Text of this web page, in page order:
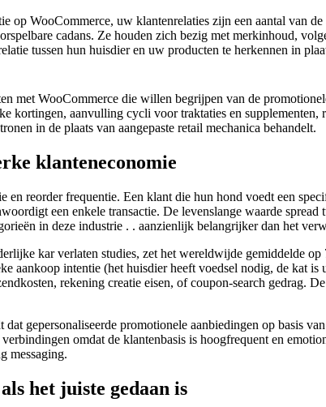
WooCommerce, uw klantenrelaties zijn een aantal van
cadans. Ze houden zich bezig met merkinhoud,
tussen hun huisdier en uw producten te herkennen in
met WooCommerce die willen begrijpen van de
kortingen, aanvulling cycli voor traktaties en
in de plaats van aangepaste retail mechanica behandelt.
klanteneconomie
reorder frequentie. Een klant die hun hond voedt een
een enkele transactie. De levenslange waarde spread
in deze industrie . . aanzienlijk belangrijker dan het
kar verlaten studies, zet het wereldwijde gemiddelde
aankoop intentie (het huisdier heeft voedsel nodig, de kat
rekening creatie eisen, of coupon-search gedrag.
gepersonaliseerde promotionele aanbiedingen op basis
omdat de klantenbasis is hoogfrequent en
messaging.
het juiste gedaan is